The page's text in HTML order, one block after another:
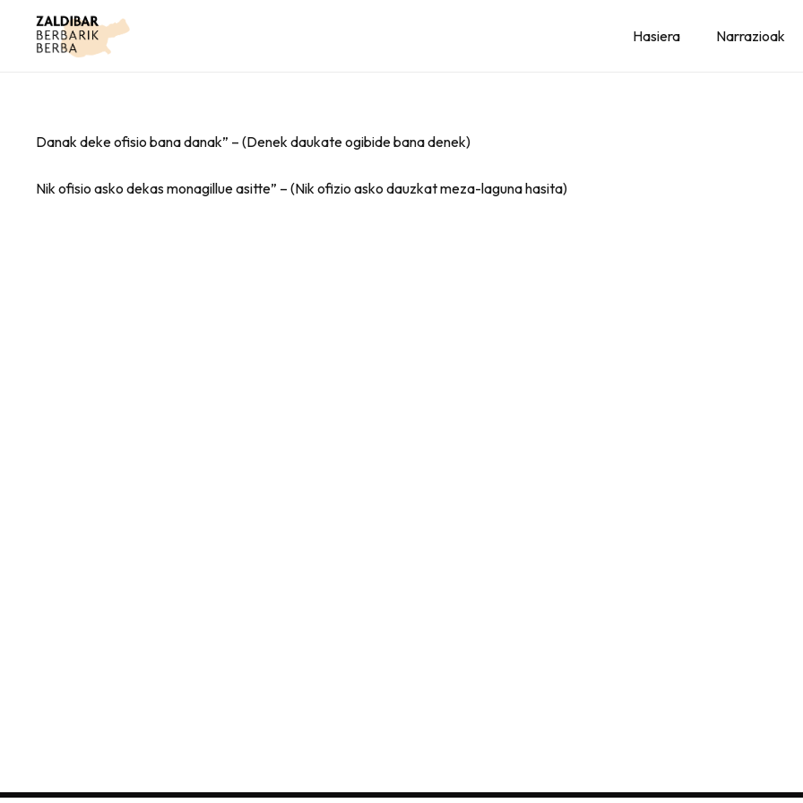
Hasiera Narrazioak
Danak deke ofisio bana danak” – (Denek daukate ogibide bana denek)
Nik ofisio asko dekas monagillue asitte” – (Nik ofizio asko dauzkat meza-laguna hasita)